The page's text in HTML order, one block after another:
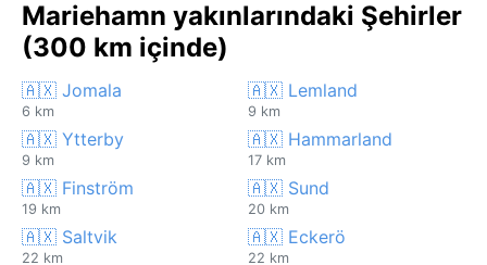
Mariehamn yakınlarındaki Şehirler
(300 km içinde)
🇦🇽 Jomala
6 km
🇦🇽 Lemland
9 km
🇦🇽 Ytterby
9 km
🇦🇽 Hammarland
17 km
🇦🇽 Finström
19 km
🇦🇽 Sund
20 km
🇦🇽 Saltvik
22 km
🇦🇽 Eckerö
22 km